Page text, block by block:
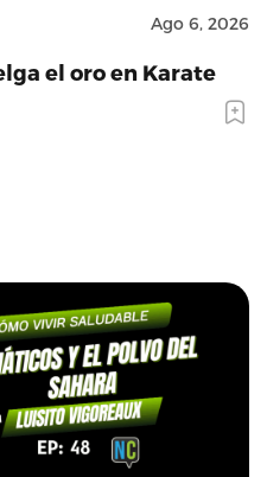
Ago 6, 2026
el oro en Karate